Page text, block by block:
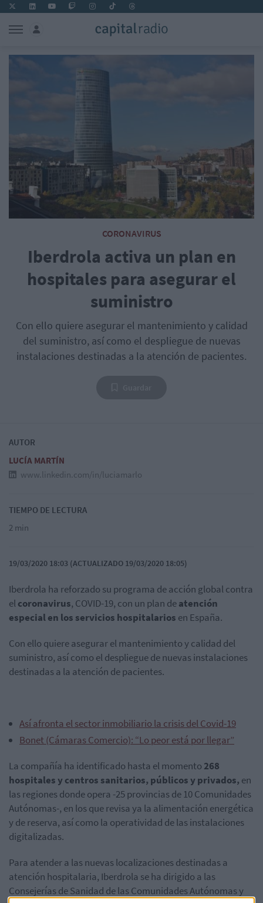
CORONAVIRUS
Iberdrola activa un plan en
hospitales para asegurar el
suministro
Con ello quiere asegurar el mantenimiento y calidad
del suministro, así como el despliegue de nuevas
instalaciones destinadas a la atención de pacientes.
AUTOR
LUCÍA MARTÍN
www.linkedin.com/in/luciamarlo
TIEMPO DE LECTURA
2 min
19/03/2020 18:03 (ACTUALIZADO 19/03/2020 18:05)
Iberdrola ha reforzado su programa de acción global contra
elcoronavirus, COVID-19, con un plan deatención
especial en los servicios hospitalarios en España.
Con ello quiere asegurar el mantenimiento y calidad del
suministro, así como el despliegue de nuevas instalaciones
destinadas a la atención de pacientes.
Así afronta el sector inmobiliario la crisis del Covid-19
Bonet (Cámaras Comercio): “Lo peor está por llegar”
La compañía ha identificado hasta el momento 268
hospitales y centros sanitarios, públicos y privados, en
las regiones donde opera -25 provincias de 10 Comunidades
Autónomas-, en los que revisa ya la alimentación energética
y de reserva, así como la operatividad de las instalaciones
digitalizadas.
Para atender a las nuevas localizaciones destinadas a
atención hospitalaria, Iberdrola se ha dirigido a las
Consejerías de Sanidad de las Comunidades Autónomas y